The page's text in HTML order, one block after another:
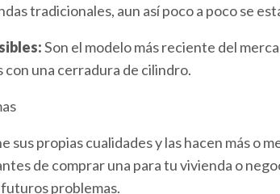
tradicionales, aun así poco a poco se
Son el modelo más reciente del
con una cerradura de cilindro.
sus propias cualidades y las hacen más o
de comprar una para tu vivienda o
problemas.